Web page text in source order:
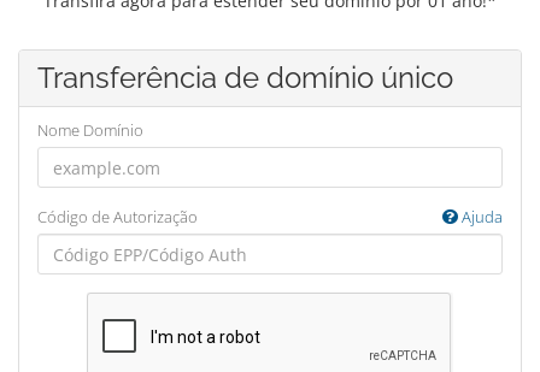
Transferência de domínio único
Nome Domínio
Código de Autorização Ajuda